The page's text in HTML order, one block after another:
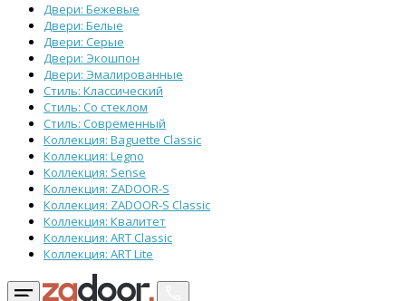
Двери: Бежевые
Двери: Белые
Двери: Серые
Двери: Экошпон
Двери: Эмалированные
Стиль: Классический
Стиль: Со стеклом
Стиль: Современный
Коллекция: Baguette Classic
Коллекция: Legno
Коллекция: Sense
Коллекция: ZADOOR-S
Коллекция: ZADOOR-S Classic
Коллекция: Квалитет
Коллекция: ART Classic
Коллекция: ART Lite